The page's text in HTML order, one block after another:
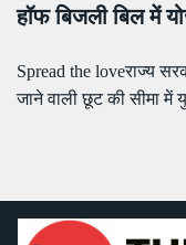
हॉफ बिजली बिल में
Spread the loveराज्य
जाने वाली छूट की सीमा